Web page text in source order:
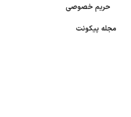
حریم خصوصی
مجله پیکونت